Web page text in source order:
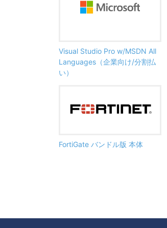
Visual Studio Pro w/MSDN All
Languages（企業向け/分割払
い）
FortiGate バンドル版 本体